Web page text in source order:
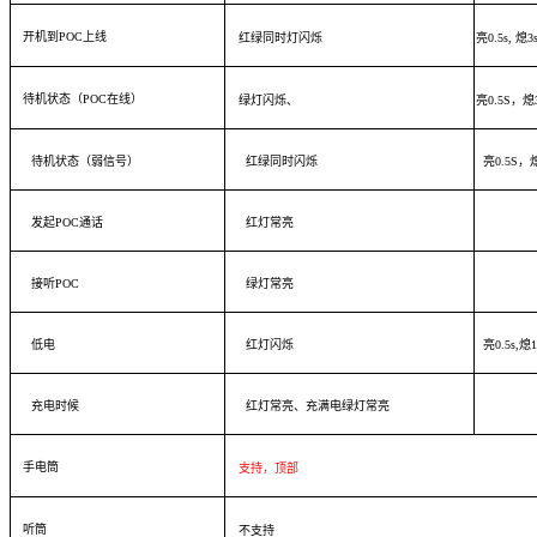
开机到POC上线 红绿同时灯闪烁 亮0.5s, 熄3s
待机状态（POC在线） 绿灯闪烁、 亮0.5S，熄
待机状态（弱信号） 红绿同时闪烁 亮0.5S，
发起POC通话 红灯常亮
接听POC 绿灯常亮
低电 红灯闪烁 亮0.5s,熄
充电时候 红灯常亮、充满电绿灯常亮
手电筒 支持，顶部
听筒 不支持